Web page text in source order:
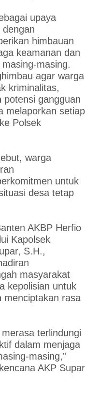
upaya
himbauan
keamanan dan
masing.
agar warga
kriminalitas,
potensi gangguan
melaporkan setiap
Polsek
warga
untuk
desa tetap
AKBP Herfio
Kapolsek
S.H.,
masyarakat
kepolisian untuk
menciptakan rasa
terlindungi
dalam menjaga
masing,”
AKP Supar